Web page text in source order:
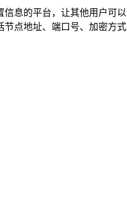
息的平台，让其他用户可
点地址、端口号、加密方